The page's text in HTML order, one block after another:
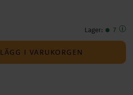
Lager: 7
LÄGG I VARUKORGEN